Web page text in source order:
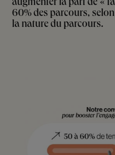
60% des parcours,
la nature du parcours.